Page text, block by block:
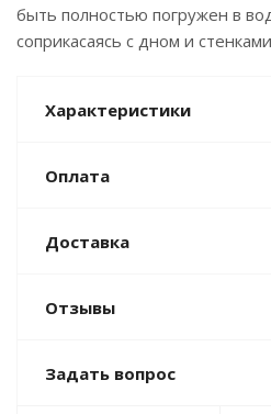
быть полностью погружен в
соприкасаясь с дном и
Характеристики
Оплата
Доставка
Отзывы
Задать вопрос